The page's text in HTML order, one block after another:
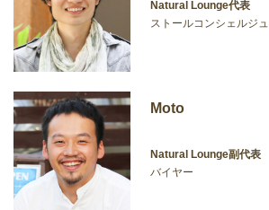
Natural Lounge代表
ストールコンシェルジュ
Moto
Natural Lounge副代表
バイヤー